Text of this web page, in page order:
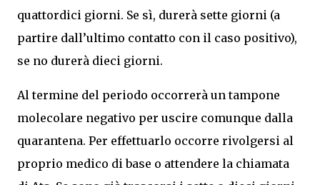
quattordici giorni. Se sì, durerà sette giorni (a
partire dall’ultimo contatto con il caso positivo),
se no durerà dieci giorni.
Al termine del periodo occorrerà un tampone
molecolare negativo per uscire comunque dalla
quarantena. Per effettuarlo occorre rivolgersi al
proprio medico di base o attendere la chiamata